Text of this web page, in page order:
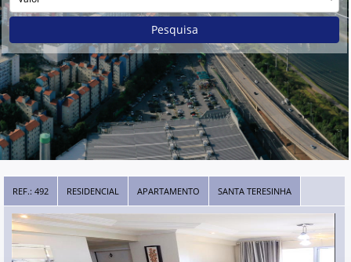
Pesquisa
REF.: 492 RESIDENCIAL APARTAMENTO SANTA TERESINHA